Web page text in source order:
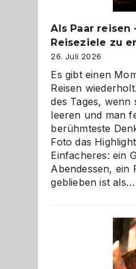
Als Paar reisen
Reiseziele zu
26. Juli 2026
Es gibt einen
Reisen
des Tages, wenn
leeren und man
berühmteste
Foto das
Einfacheres: ein
Abendessen, ein
geblieben ist